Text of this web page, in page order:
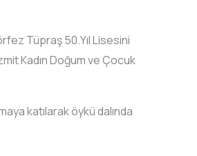
Tüpraş 50.Yıl Lisesini
Kadın Doğum ve Çocuk
katılarak öykü dalında